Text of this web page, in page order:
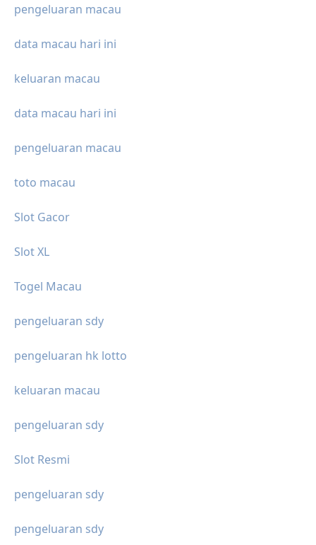
pengeluaran macau
data macau hari ini
keluaran macau
data macau hari ini
pengeluaran macau
toto macau
Slot Gacor
Slot XL
Togel Macau
pengeluaran sdy
pengeluaran hk lotto
keluaran macau
pengeluaran sdy
Slot Resmi
pengeluaran sdy
pengeluaran sdy